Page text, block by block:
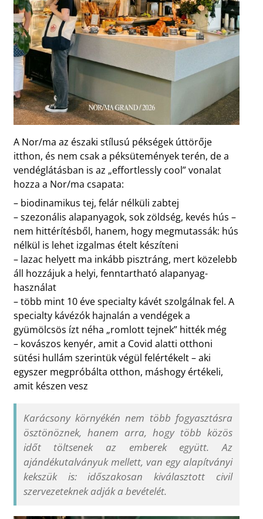
A Nor/ma az északi stílusú pékségek úttörője
itthon, és nem csak a péksütemények terén, de a
vendéglátásban is az „effortlessly cool” vonalat
hozza a Nor/ma csapata:
– biodinamikus tej, felár nélküli zabtej
– szezonális alapanyagok, sok zöldség, kevés hús –
nem hittérítésből, hanem, hogy megmutassák: hús
nélkül is lehet izgalmas ételt készíteni
– lazac helyett ma inkább pisztráng, mert közelebb
áll hozzájuk a helyi, fenntartható alapanyag-
használat
– több mint 10 éve specialty kávét szolgálnak fel. A
specialty kávézók hajnalán a vendégek a
gyümölcsös ízt néha „romlott tejnek” hitték még
– kovászos kenyér, amit a Covid alatti otthoni
sütési hullám szerintük végül felértékelt – aki
egyszer megpróbálta otthon, máshogy értékeli,
amit készen vesz
Karácsony környékén nem több fogyasztásra
ösztönöznek, hanem arra, hogy több közös
időt töltsenek az emberek együtt. Az
ajándékutalványuk mellett, van egy alapítványi
kekszük is: időszakosan kiválasztott civil
szervezeteknek adják a bevételét.